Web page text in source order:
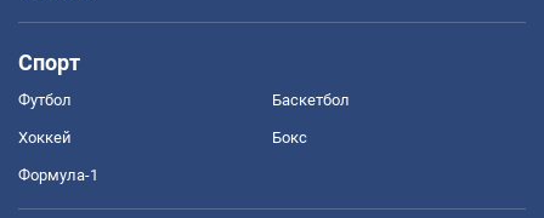
Спорт
Футбол Баскетбол
Хоккей Бокс
Формула-1